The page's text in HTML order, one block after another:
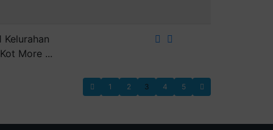
More ...
1 2 3 4 5